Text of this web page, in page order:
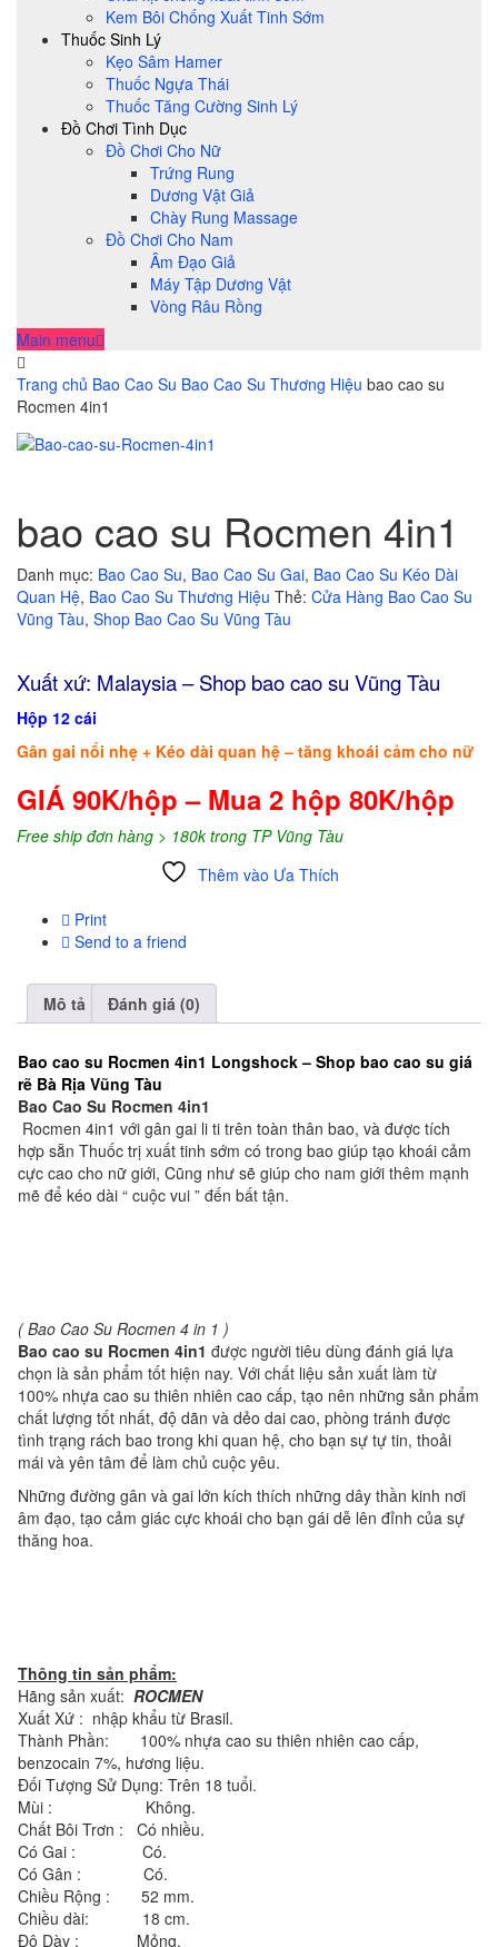
Kem Bôi Chống Xuất Tinh Sớm
Thuốc Sinh Lý
Kẹo Sâm Hamer
Thuốc Ngựa Thái
Thuốc Tăng Cường Sinh Lý
Đồ Chơi Tình Dục
Đồ Chơi Cho Nữ
Trứng Rung
Dương Vật Giả
Chày Rung Massage
Đồ Chơi Cho Nam
Âm Đạo Giả
Máy Tập Dương Vật
Vòng Râu Rồng
Main menu
Trang chủ Bao Cao Su Bao Cao Su Thương Hiệu bao cao su
Rocmen 4in1
bao cao su Rocmen 4in1
Danh mục: Bao Cao Su, Bao Cao Su Gai, Bao Cao Su Kéo Dài
Quan Hệ, Bao Cao Su Thương Hiệu Thẻ: Cửa Hàng Bao Cao Su
Vũng Tàu, Shop Bao Cao Su Vũng Tàu
Xuất xứ: Malaysia – Shop bao cao su Vũng Tàu
Hộp 12 cái
Gân gai nổi nhẹ + Kéo dài quan hệ – tăng khoái cảm cho nữ
GIÁ 90K/hộp – Mua 2 hộp 80K/hộp
Free ship đơn hàng > 180k trong TP Vũng Tàu
Thêm vào Ưa Thích
Print
Send to a friend
Mô tả Đánh giá (0)
Bao cao su Rocmen 4in1 Longshock – Shop bao cao su giá
rẽ Bà Rịa Vũng Tàu
Bao Cao Su Rocmen 4in1
Rocmen 4in1 với gân gai li ti trên toàn thân bao, và được tích
hợp sẵn Thuốc trị xuất tinh sớm có trong bao giúp tạo khoái cảm
cực cao cho nữ giới, Cũng như sẽ giúp cho nam giới thêm mạnh
mẽ để kéo dài “ cuộc vui ” đến bất tận.
( Bao Cao Su Rocmen 4 in 1 )
Bao cao su Rocmen 4in1 được người tiêu dùng đánh giá lựa
chọn là sản phẩm tốt hiện nay. Với chất liệu sản xuất làm từ
100% nhựa cao su thiên nhiên cao cấp, tạo nên những sản phẩm
chất lượng tốt nhất, độ dãn và dẻo dai cao, phòng tránh được
tình trạng rách bao trong khi quan hệ, cho bạn sự tự tin, thoải
mái và yên tâm để làm chủ cuộc yêu.
Những đường gân và gai lớn kích thích những dây thần kinh nơi
âm đạo, tạo cảm giác cực khoái cho bạn gái dễ lên đỉnh của sự
thăng hoa.
Thông tin sản phẩm:
Hãng sản xuất: ROCMEN
Xuất Xứ : nhập khẩu từ Brasil.
Thành Phần: 100% nhựa cao su thiên nhiên cao cấp,
benzocain 7%, hương liệu.
Đối Tượng Sử Dụng: Trên 18 tuổi.
Mùi : Không.
Chất Bôi Trơn : Có nhiều.
Có Gai : Có.
Có Gân : Có.
Chiều Rộng : 52 mm.
Chiều dài: 18 cm.
Độ Dày : Mỏng.